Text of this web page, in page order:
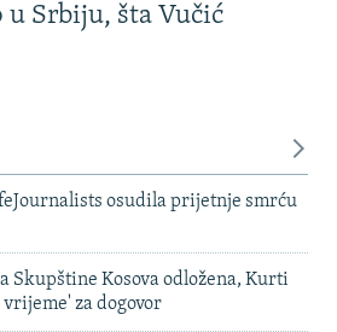
u Srbiju, šta Vučić
osudila prijetnje smrću
Skupštine Kosova odložena, Kurti
za dogovor